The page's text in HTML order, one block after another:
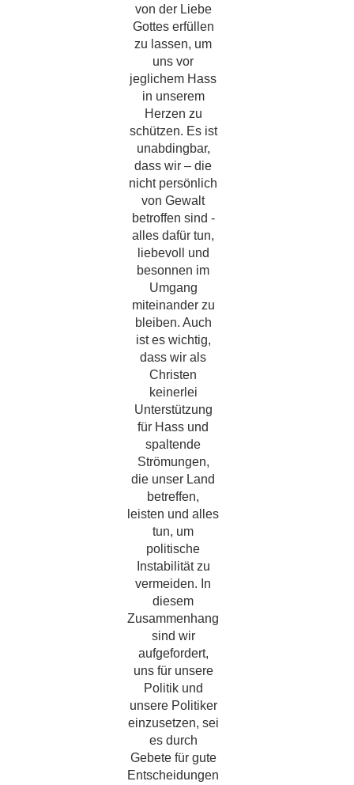
von der Liebe
Gottes erfüllen
zu lassen, um
uns vor
jeglichem Hass
in unserem
Herzen zu
schützen. Es ist
unabdingbar,
dass wir – die
nicht persönlich
von Gewalt
betroffen sind -
alles dafür tun,
liebevoll und
besonnen im
Umgang
miteinander zu
bleiben. Auch
ist es wichtig,
dass wir als
Christen
keinerlei
Unterstützung
für Hass und
spaltende
Strömungen,
die unser Land
betreffen,
leisten und alles
tun, um
politische
Instabilität zu
vermeiden. In
diesem
Zusammenhang
sind wir
aufgefordert,
uns für unsere
Politik und
unsere Politiker
einzusetzen, sei
es durch
Gebete für gute
Entscheidungen